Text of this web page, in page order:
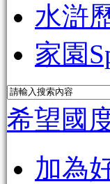
水滸
家園
希望國
加為